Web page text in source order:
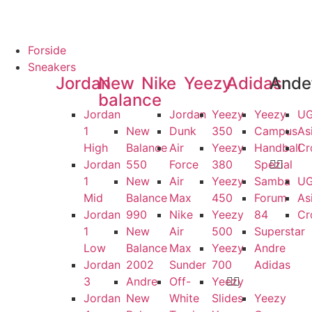
Forside
Sneakers
Jordan
Jordan
1
High
Jordan
1
Mid
Jordan
1
Low
Jordan
3
Jordan
New
balance
New
Balance
550
New
Balance
990
New
Balance
2002
Andre
New
Nike
Jordan
Dunk
Air
Force
Air
Max
Nike
Air
Max
Sunder
Off-
White
Yeezy
Yeezy
350
Yeezy
380
Yeezy
450
Yeezy
500
Yeezy
700
Yeezy
Slides
Adidas
Yeezy
Campus
Handball
Spezial
Samba
Forum
84
Superstar
Andre
Adidas
Yeezy